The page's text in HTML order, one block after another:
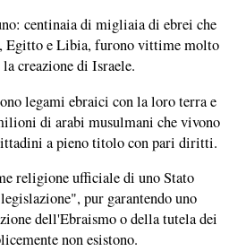
centinaia di migliaia di ebrei che
Egitto e Libia, furono vittime molto
creazione di Israele.
legami ebraici con la loro terra e
di arabi musulmani che vivono
a pieno titolo con pari diritti.
religione ufficiale di uno Stato
pur garantendo uno
dell'Ebraismo o della tutela dei
non esistono.